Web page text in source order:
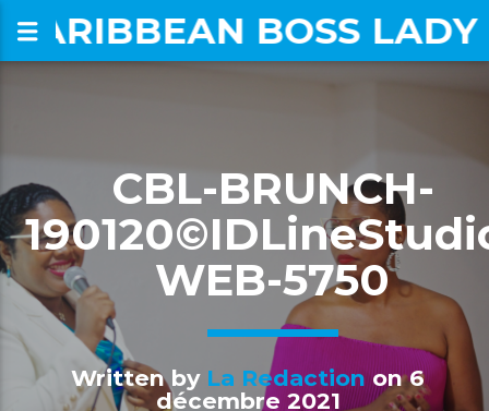
CARIBBEAN BOSS LADY
CBL-BRUNCH-
WEB-5750
Written by La Redactionon 6
décembre 2021